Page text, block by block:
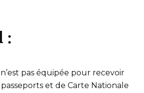
:
pas équipée pour recevoir
et de Carte Nationale